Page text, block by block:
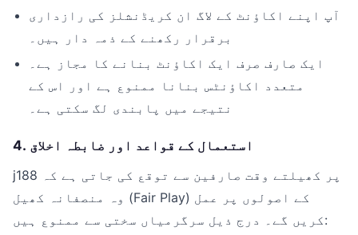
آپ اپنے اکاؤنٹ کے لاگ ان کریڈنشلز کی رازداری
برقرار رکھنے کے ذمہ دار ہیں۔
ایک صارف صرف ایک اکاؤنٹ بنانے کا مجاز ہے۔
متعدد اکاؤنٹس بنانا ممنوع ہے اور اس کے
نتیجے میں پابندی لگ سکتی ہے۔
4. استعمال کے قواعد اور ضابطہ اخلاق
j188 پر کھیلتے وقت صارفین سے توقع کی جاتی ہے کہ
وہ منصفانہ کھیل (Fair Play) کے اصولوں پر عمل
کریں گے۔ درج ذیل سرگرمیاں سختی سے ممنوع ہیں: